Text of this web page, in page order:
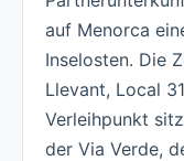
auf Menorca
Inselosten. Die
Llevant, Local
Verleihpunkt
der Via Verde,